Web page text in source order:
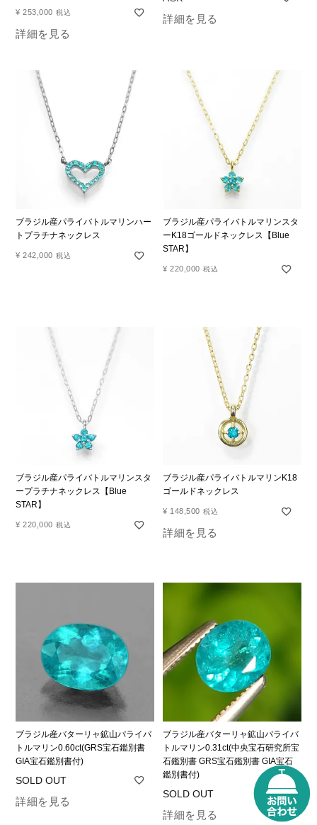
¥ 253,000 税込
詳細を見る
詳細を見る
ブラジル産パライバトルマリンハー
トプラチナネックレス
¥ 242,000 税込
ブラジル産パライバトルマリンスタ
ーK18ゴールドネックレス【Blue
STAR】
¥ 220,000 税込
ブラジル産パライバトルマリンスタ
ープラチナネックレス【Blue
STAR】
¥ 220,000 税込
ブラジル産パライバトルマリンK18
ゴールドネックレス
¥ 148,500 税込
詳細を見る
ブラジル産バターリャ鉱山パライバ
トルマリン0.60ct(GRS宝石鑑別書
GIA宝石鑑別書付)
詳細を見る
ブラジル産バターリャ鉱山パライバ
トルマリン0.31ct(中央宝石研究所宝
石鑑別書 GRS宝石鑑別書 GIA宝石
鑑別書付)
詳細を見る